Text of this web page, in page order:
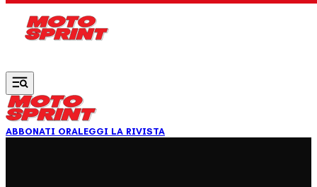
ABBONATI ORALEGGI LA RIVISTA